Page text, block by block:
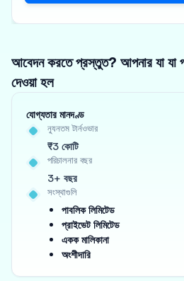
আবেদন করতে প্রস্তুত? আপনার যা যা
দেওয়া হল
যোগ্যতার মানদণ্ড
ন্যূনতম টার্নওভার
₹3 কোটি
পরিচালনার বছর
3+ বছর
সংস্থাগুলি
পাবলিক লিমিটেড
প্রাইভেট লিমিটেড
একক মালিকানা
অংশীদারি